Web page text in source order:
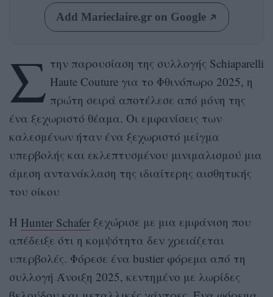
Add Marieclaire.gr on Google
Σ την παρουσίαση της συλλογής Schiaparelli
Haute Couture για το Φθινόπωρο 2025, η
πρώτη σειρά αποτέλεσε από μόνη της
ένα ξεχωριστό θέαμα. Οι εμφανίσεις των
καλεσμένων ήταν ένα ξεχωριστό μείγμα
υπερβολής και εκλεπτυσμένου μινιμαλισμού μια
άμεση αντανάκλαση της ιδιαίτερης αισθητικής
του οίκου
Η Hunter Schafer ξεχώρισε με μια εμφάνιση που
απέδειξε ότι η κομψότητα δεν χρειάζεται
υπερβολές. Φόρεσε ένα bustier φόρεμα από τη
συλλογή Άνοιξη 2025, κεντημένο με λωρίδες